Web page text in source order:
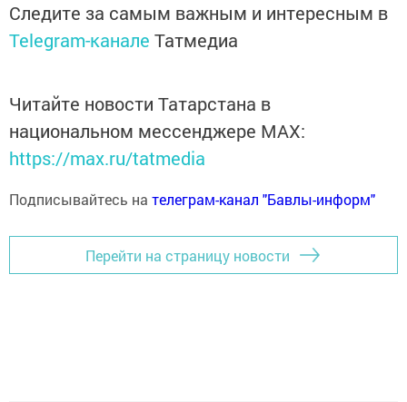
Следите за самым важным и интересным в
Telegram-канале Татмедиа
Читайте новости Татарстана в
национальном мессенджере MАХ:
https://max.ru/tatmedia
Подписывайтесь на телеграм-канал "Бавлы-информ"
Перейти на страницу новости